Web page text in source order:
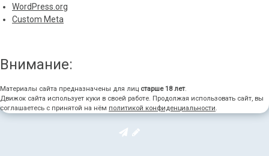
WordPress.org
Custom Meta
Внимание:
Материалы сайта предназначены для лиц старше 18 лет.
Движок сайта использует куки в своей работе. Продолжая использовать сайт, вы
соглашаетесь с принятой на нём политикой конфиденциальности.